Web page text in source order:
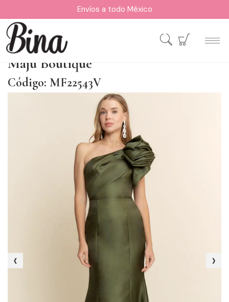
Envíos a todo México
Maju Boutique
Código: MF22543V
‹ ›